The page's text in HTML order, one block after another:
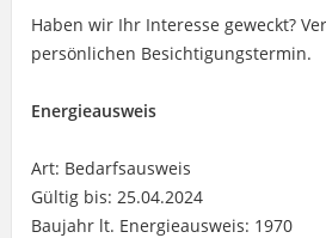
Haben wir Ihr Interesse geweckt?
persönlichen Besichtigungstermin.
Energieausweis
Art: Bedarfsausweis
Gültig bis: 25.04.2024
Baujahr lt. Energieausweis: 1970